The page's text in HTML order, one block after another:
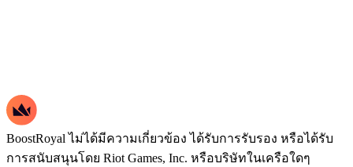
BoostRoyal ไม่ได้มีความเกี่ยวข้อง ได้รับการรับรอง หรือได้รับ
การสนับสนุนโดย Riot Games, Inc. หรือบริษัทในเครือใดๆ